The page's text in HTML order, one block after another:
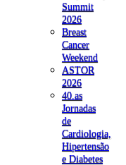
Summit
2026
Breast
Cancer
Weekend
ASTOR
2026
40.as
Jornadas
de
Cardiologia,
Hipertensão
e Diabetes